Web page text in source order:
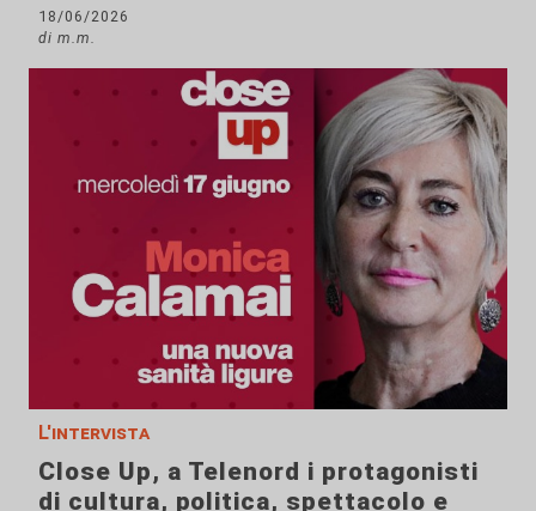
18/06/2026
di m.m.
L'intervista
Close Up, a Telenord i protagonisti
di cultura, politica, spettacolo e